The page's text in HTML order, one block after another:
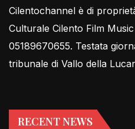
Cilentochannel è di
Culturale Cilento Film
05189670655. Testata
tribunale di Vallo della
RECENT NEWS